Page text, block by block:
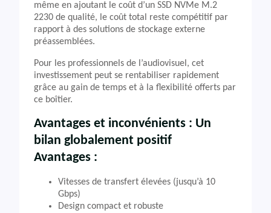
même en ajoutant le coût d’un SSD NVMe M.2
2230 de qualité, le coût total reste compétitif par
rapport à des solutions de stockage externe
préassemblées.
Pour les professionnels de l’audiovisuel, cet
investissement peut se rentabiliser rapidement
grâce au gain de temps et à la flexibilité offerts par
ce boîtier.
Avantages et inconvénients : Un
bilan globalement positif
Avantages :
Vitesses de transfert élevées (jusqu’à 10
Gbps)
Design compact et robuste